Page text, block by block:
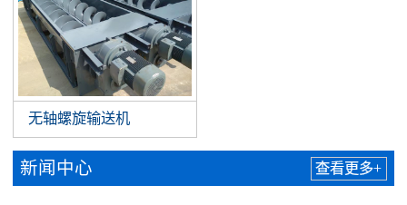
无轴螺旋输送机
新闻中心 查看更多+